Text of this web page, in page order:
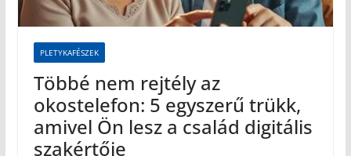
PLETYKAFÉSZEK
Többé nem rejtély az
okostelefon: 5 egyszerű trükk,
amivel Ön lesz a család digitális
szakértője